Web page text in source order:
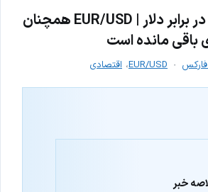
پیش بینی یورو در برابر دلار | EUR/USD همچنان
باقی مانده است
فارکس EUR/USD، اقتصادی
خبر